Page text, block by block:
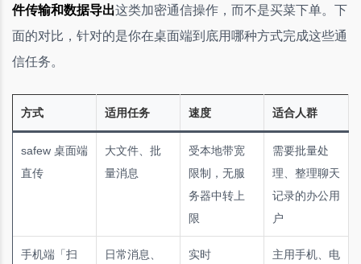
件传输和数据导出这类加密通信操作，而不是买菜下单。下
面的对比，针对的是你在桌面端到底用哪种方式完成这些通
信任务。
方式 适用任务 速度 适合人群
safew 桌面端
直传
大文件、批
量消息
受本地带宽
限制，无服
务器中转上
限
需要批量处
理、整理聊天
记录的办公用
户
手机端「扫
日常消息、
实时
主用手机、电